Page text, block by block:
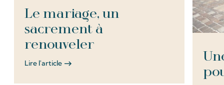
Le mariage, un
sacrement à
renouveler
Lire l'article